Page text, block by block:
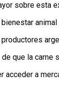
sobre esta
que la carne
acceder a